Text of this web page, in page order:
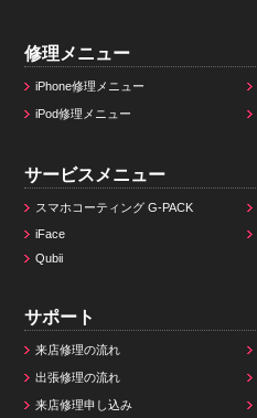
修理メニュー
iPhone修理メニュー
iPod修理メニュー
サービスメニュー
スマホコーティング G-PACK
iFace
Qubii
サポート
来店修理の流れ
出張修理の流れ
来店修理申し込み